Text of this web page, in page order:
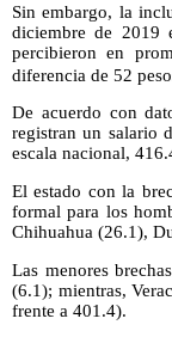
Sin embargo, la
diciembre de 2019
percibieron en
diferencia de 52
De acuerdo con
registran un salario
escala nacional,
El estado con la
formal para los
Chihuahua (26.1),
Las menores
(6.1); mientras,
frente a 401.4).